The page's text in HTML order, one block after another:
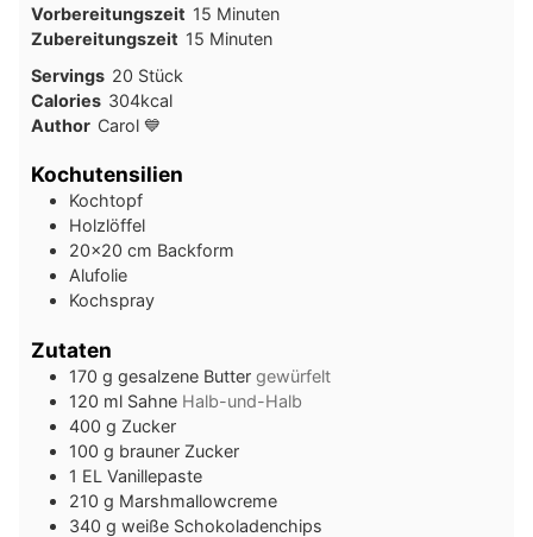
Vorbereitungszeit 15Minuten
Minuten
Zubereitungszeit 15Minuten
Minuten
Servings 20 Stück
Calories 304kcal
Author Carol 💙
Kochutensilien
Kochtopf
Holzlöffel
20×20 cm Backform
Alufolie
Kochspray
Zutaten
170 g gesalzene Butter gewürfelt
120 ml Sahne Halb-und-Halb
400 g Zucker
100 g brauner Zucker
1 EL Vanillepaste
210 g Marshmallowcreme
340 g weiße Schokoladenchips